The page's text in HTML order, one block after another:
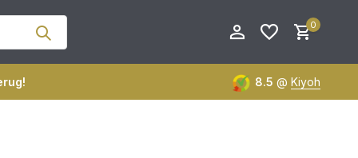
0
8.5 @ Kiyoh